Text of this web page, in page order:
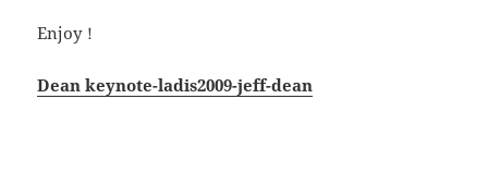
Enjoy！
Dean keynote-ladis2009-jeff-dean